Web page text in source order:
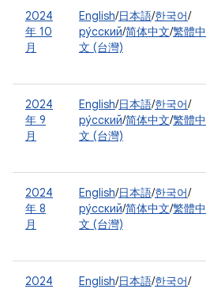
2024
年 10
月
English/日本語/한국어/
ру́сский/简体中文/繁體中
文 (台灣)
2024
年 9
月
English/日本語/한국어/
ру́сский/简体中文/繁體中
文 (台灣)
2024
年 8
月
English/日本語/한국어/
ру́сский/简体中文/繁體中
文 (台灣)
2024
English/日本語/한국어/